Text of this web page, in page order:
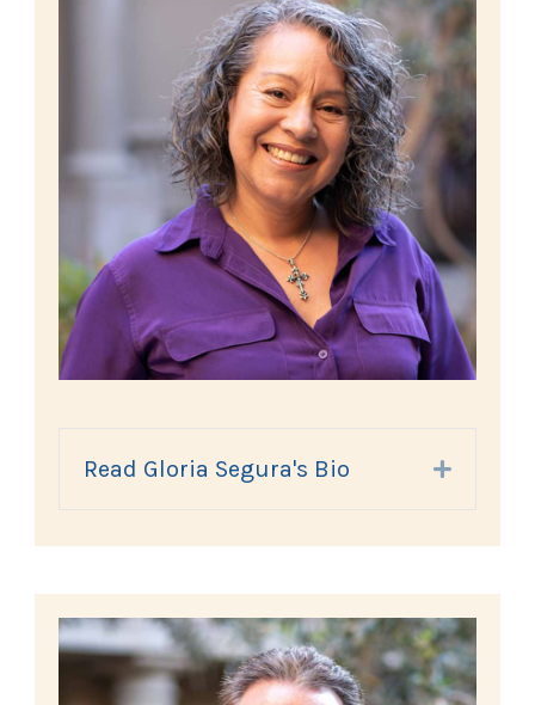
Read Gloria Segura's Bio Expand